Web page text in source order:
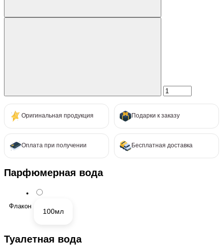
Оригинальная продукция Подарки к заказу
Оплата при получении Бесплатная доставка
Парфюмерная вода
Флакон
100мл
Туалетная вода